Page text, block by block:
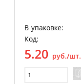
В упаковке:
Код:
5.20 руб./шт.